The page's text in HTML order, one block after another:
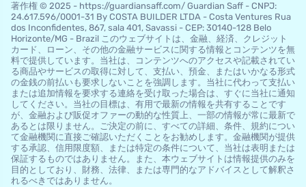
著作権 © 2025 - https://guardiansaff.com/ Guardian Saff - CNPJ:
24.617.596/0001-31 By COSTA BUILDER LTDA - Costa Ventures Rua
dos Inconfidentes, 867, sala 401, Savassi - CEP: 30140-128 Belo
Horizo​​nte/MG - Brazil このウェブサイトは、金融、経済、クレジット
カード、ローン、その他の金融サービスに関する情報とコンテンツを無
料で提供しています。当社は、コンテンツへのアクセスや記載されてい
る商品やサービスの取得に対して、支払い、預金、またはいかなる形式
の金銭の前払いも要求しないことを強調します。当社に代わって支払い
または追加情報を要求する連絡を受け取った場合は、すぐに当社に通知
してください。当社の目標は、有用で最新の情報を共有することです
が、金融および販促オファーの動的な性質上、一部の情報が常に最新で
あるとは限りません。ご決定の前に、すべての詳細、条件、規約につい
て金融機関に直接ご確認いただくことをお勧めします。金融機関が提供
する承認、信用限度額、または特定の条件について、当社は表明または
保証するものではありません。また、本ウェブサイトは情報提供のみを
目的としており、財務、法律、または専門的なアドバイスとして解釈さ
れるべきではありません。